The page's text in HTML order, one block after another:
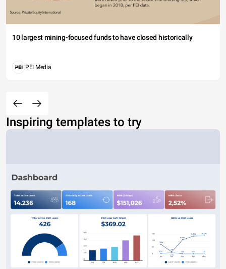
10 largest mining-focused funds to have closed historically
PEI Media
Inspiring templates to try